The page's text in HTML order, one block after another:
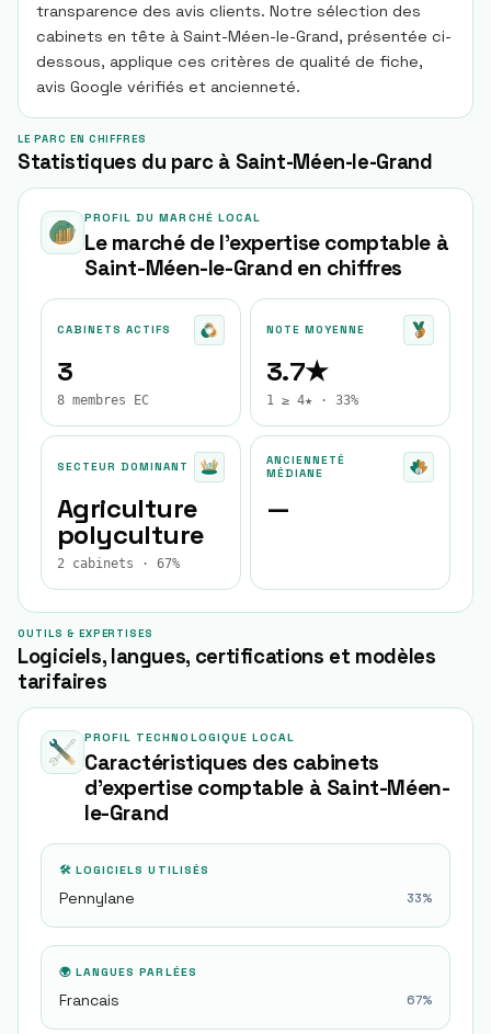
transparence des avis clients. Notre sélection des
cabinets en tête à Saint-Méen-le-Grand, présentée ci-
dessous, applique ces critères de qualité de fiche,
avis Google vérifiés et ancienneté.
LE PARC EN CHIFFRES
Statistiques du parc à Saint-Méen-le-Grand
PROFIL DU MARCHÉ LOCAL
Le marché de l'expertise comptable à
Saint-Méen-le-Grand en chiffres
CABINETS ACTIFS
3
8 membres EC
NOTE MOYENNE
3.7★
1 ≥ 4★ · 33%
SECTEUR DOMINANT
Agriculture
polyculture
2 cabinets · 67%
ANCIENNETÉ
MÉDIANE
—
OUTILS & EXPERTISES
Logiciels, langues, certifications et modèles
tarifaires
PROFIL TECHNOLOGIQUE LOCAL
Caractéristiques des cabinets
d'expertise comptable à Saint-Méen-
le-Grand
🛠 LOGICIELS UTILISÉS
Pennylane 33%
🌍 LANGUES PARLÉES
Francais 67%